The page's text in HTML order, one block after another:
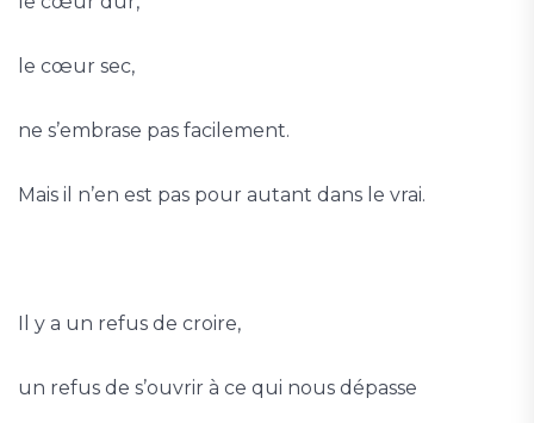
le cœur sec,
ne s’embrase pas facilement.
Mais il n’en est pas pour autant dans le vrai.
Il y a un refus de croire,
un refus de s’ouvrir à ce qui nous dépasse